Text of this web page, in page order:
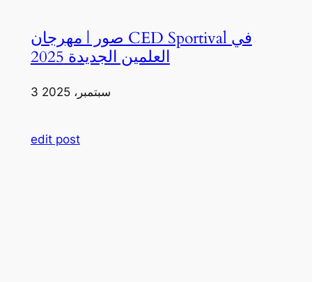
صور | مهرجان CED Sportival في
العلمين الجديدة 2025
3 سبتمبر، 2025
edit post